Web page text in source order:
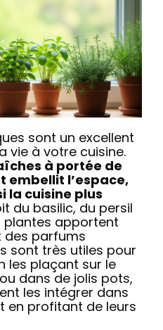
sont un excellent
vie à votre cuisine.
à portée de
embellit l’espace,
la cuisine plus
du basilic, du persil
plantes apportent
des parfums
sont très utiles pour
les plaçant sur le
dans de jolis pots,
les intégrer dans
en profitant de leurs